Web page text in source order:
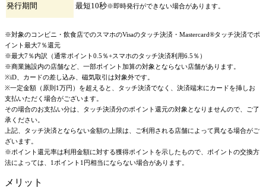
発行期間 最短10秒※即時発行ができない場合があります。
※対象のコンビニ・飲食店でのスマホのVisaのタッチ決済・Mastercard®タッチ決済でポ
イント最大7％還元
※最大7％内訳（通常ポイント0.5％+スマホのタッチ決済利用6.5％）
※商業施設内の店舗など、一部ポイント加算の対象とならない店舗があります。
※iD、カードの差し込み、磁気取引は対象外です。
※一定金額（原則1万円）を超えると、タッチ決済でなく、決済端末にカードを挿しお
支払いただく場合がございます。
その場合のお支払い分は、タッチ決済分のポイント還元の対象となりませんので、ご了
承ください。
上記、タッチ決済とならない金額の上限は、ご利用される店舗によって異なる場合がご
ざいます。
※ポイント還元率は利用金額に対する獲得ポイントを示したもので、ポイントの交換方
法によっては、1ポイント1円相当にならない場合があります。
メリット